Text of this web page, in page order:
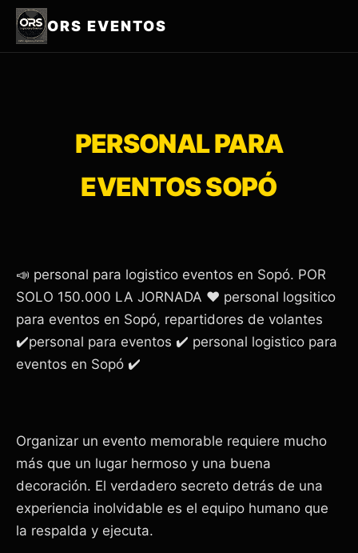
ORS EVENTOS
PERSONAL PARA
EVENTOS SOPÓ
📣 personal para logistico eventos en Sopó. POR
SOLO 150.000 LA JORNADA ❤️ personal logsitico
para eventos en Sopó, repartidores de volantes
✔️personal para eventos ✔️ personal logistico para
eventos en Sopó ✔️
Organizar un evento memorable requiere mucho
más que un lugar hermoso y una buena
decoración. El verdadero secreto detrás de una
experiencia inolvidable es el equipo humano que
la respalda y ejecuta.